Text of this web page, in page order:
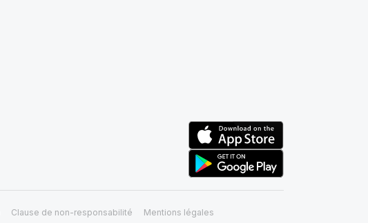
Clause de non-responsabilité Mentions légales